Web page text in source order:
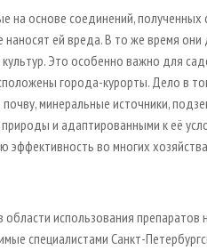
на основе соединений,
ей вреда. В то же время
культур. Это особенно важно для
города-курорты. Дело в
минеральные источники,
и адаптированными к её
эффективность во многих
области использования
специалистами Санкт-